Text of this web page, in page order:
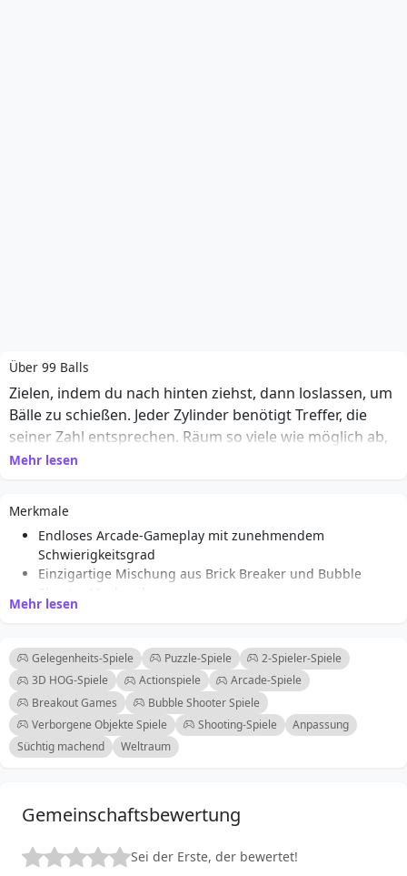
Über 99 Balls
Zielen, indem du nach hinten ziehst, dann loslassen, um
Bälle zu schießen. Jeder Zylinder benötigt Treffer, die
seiner Zahl entsprechen. Räum so viele wie möglich ab,
bevor einer die untere Linie erreicht. Nutze die Zielhilfe,
bessere Winkel und spule vor, wenn der Bildschirm voll
ziehen, dann loslassen.
Mehr lesen
Merkmale
Endloses Arcade-Gameplay mit zunehmendem
Schwierigkeitsgrad
Einzigartige Mischung aus Brick Breaker und Bubble
3D-Grafik für ein immersives Spielerlebnis
zum Schießen
Zielhilfe, um strategische Schüsse zu planen
Sammle Sterne, um lustige und einzigartige Ball-Skins
freizuschalten
Schnellvorlauf-Option zur Steuerung der
Spielgeschwindigkeit
Mehr lesen
Gelegenheits-Spiele Puzzle-Spiele
2-Spieler-Spiele
3D HOG-Spiele
Actionspiele
Arcade-Spiele
Breakout Games
Bubble Shooter Spiele
Verborgene Objekte Spiele
Shooting-Spiele
Anpassung
Süchtig machend
Weltraum
Gemeinschaftsbewertung
Sei der Erste, der bewertet!